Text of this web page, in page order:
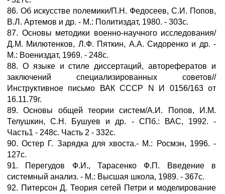
86. Об искусстве полемики/П.Н. Федосеев, С.И. Попов,
В.Л. Артемов и др. - М.: Политиздат, 1980. - 303с.
87. Основы методики военно-научного исследования/
Д.М. Милютенков, Л.Ф. Пяткин, А.А. Сидоренко и др. -
М.: Воениздат, 1969. - 248с.
88. О языке и стиле диссертаций, авторефератов и
заключений специализированных советов//
Инструктивное письмо ВАК СССР N И 0156/163 от
16.11.79г.
89. Основы общей теории систем/А.И. Попов, И.М.
Телушкин, С.Н. Бушуев и др. - СПб.: ВАС, 1992. -
Часть1 - 248с. Часть 2 - 332с.
90. Остер Г. Зарядка для хвоста.- М.: Росмэн, 1996. -
127с.
91. Перегудов Ф.И., Тарасенко Ф.П. Введение в
системный анализ. - М.: Высшая школа, 1989. - 367с.
92. Питерсон Д. Теория сетей Петри и моделирование